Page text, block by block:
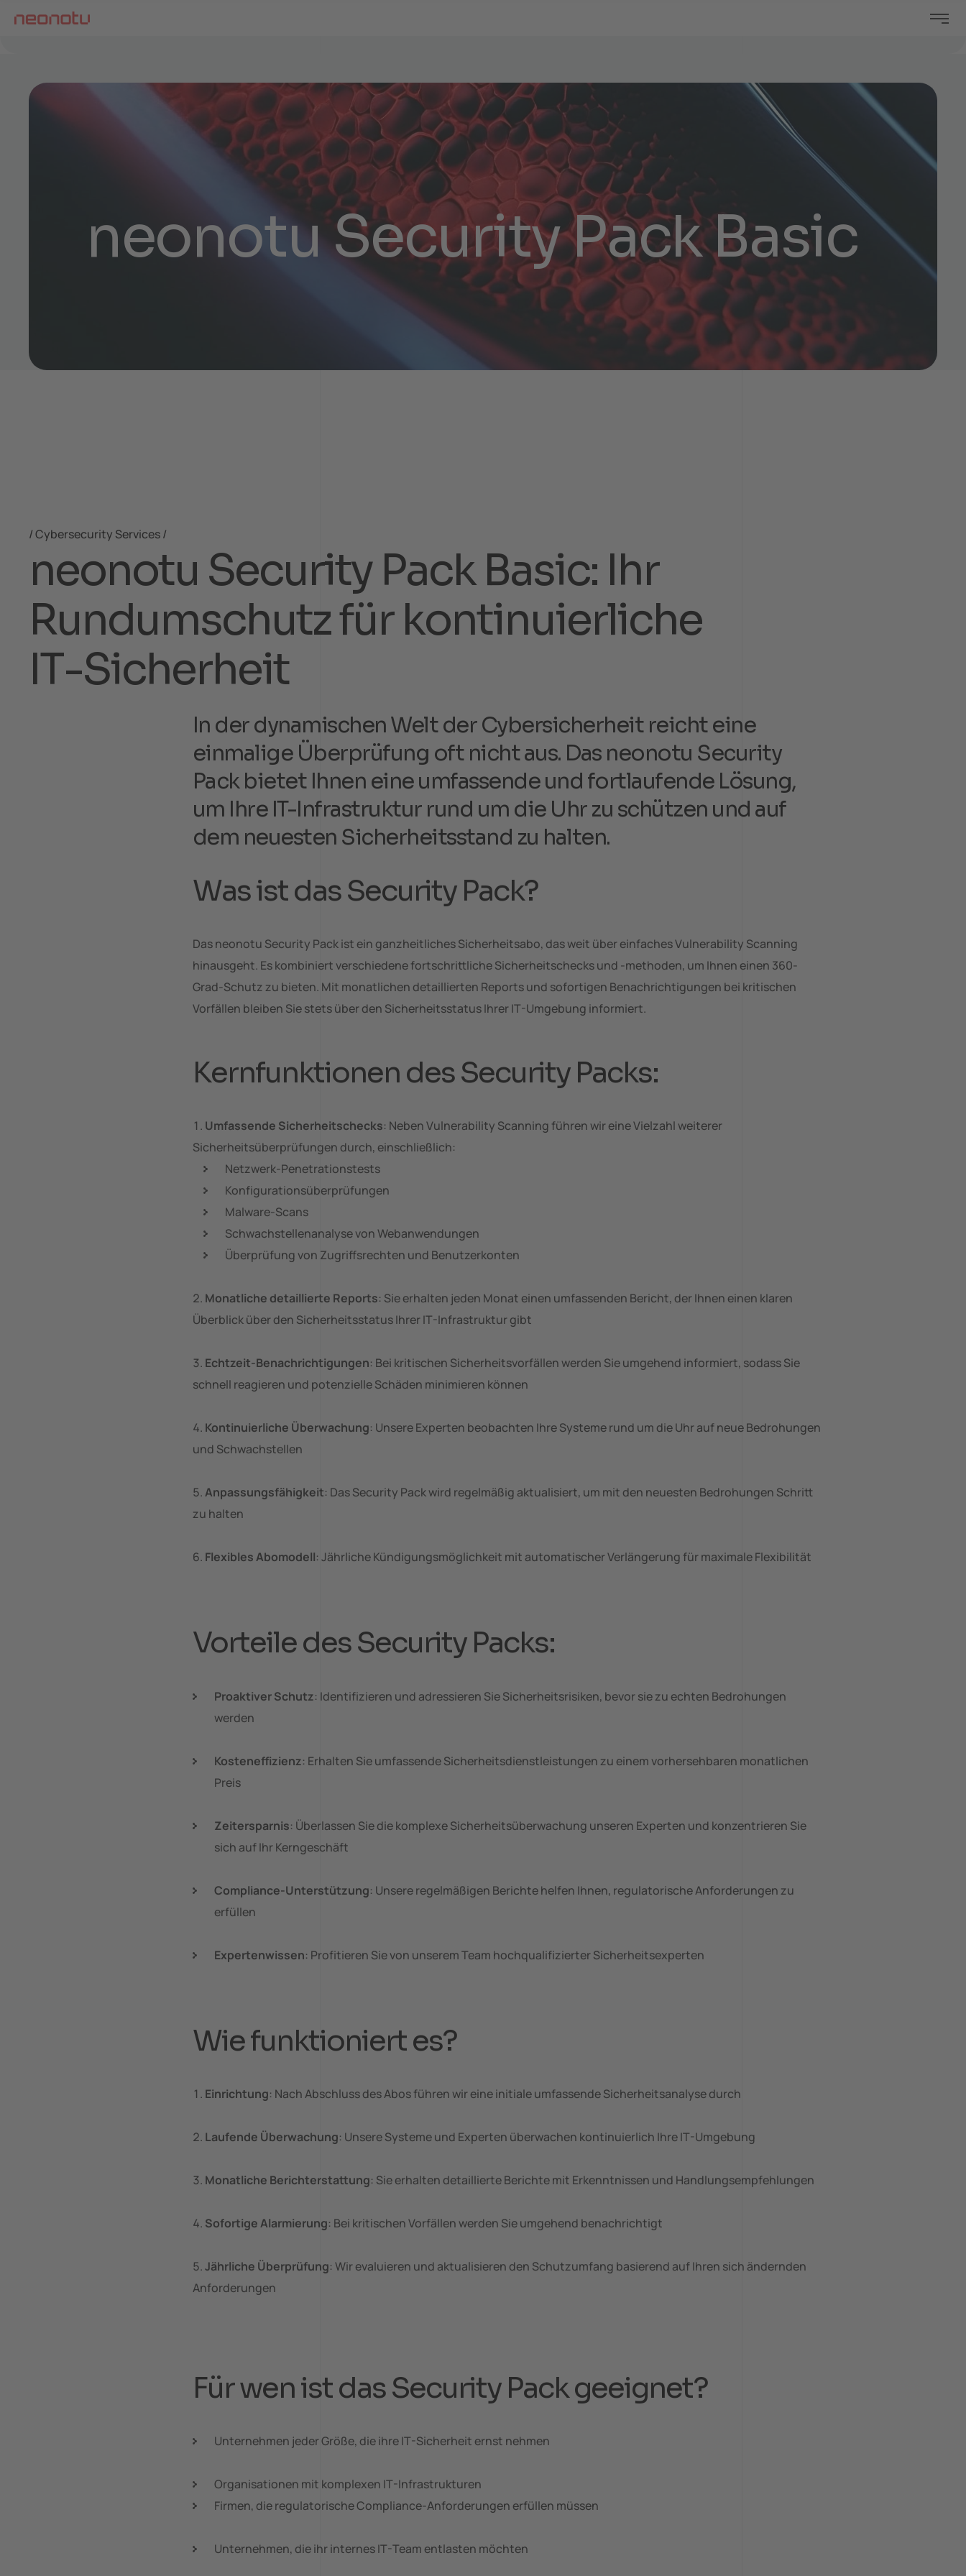
neonotuSecurityPackBasic
Cybersecurity Services
neonotu Security Pack Basic: Ihr
Rundumschutzfür kontinuierliche
IT-Sicherheit
In der dynamischen Welt der Cybersicherheit reicht eine
einmalige Überprüfung oft nicht aus. Das neonotu Security
Pack bietet Ihnen eine umfassende und fortlaufende Lösung,
um Ihre IT-Infrastruktur rund um die Uhr zu schützen und auf
dem neuesten Sicherheitsstand zu halten.
Was ist das Security Pack?
Das neonotu Security Pack ist ein ganzheitliches Sicherheitsabo, das weit über einfaches Vulnerability Scanning
hinausgeht. Es kombiniert verschiedene fortschrittliche Sicherheitschecks und -methoden, um Ihnen einen 360-
Grad-Schutz zu bieten. Mit monatlichen detaillierten Reports und sofortigen Benachrichtigungen bei kritischen
Vorfällen bleiben Sie stets über den Sicherheitsstatus Ihrer IT-Umgebung informiert.
Kernfunktionen des Security Packs:
Umfassende Sicherheitschecks: Neben Vulnerability Scanning führen wir eine Vielzahl weiterer
Sicherheitsüberprüfungen durch, einschließlich:
Netzwerk-Penetrationstests
Konfigurationsüberprüfungen
Malware-Scans
Schwachstellenanalyse von Webanwendungen
Überprüfung von Zugriffsrechten und Benutzerkonten
Monatliche detaillierte Reports: Sie erhalten jeden Monat einen umfassenden Bericht, der Ihnen einen klaren
Überblick über den Sicherheitsstatus Ihrer IT-Infrastruktur gibt
Echtzeit-Benachrichtigungen: Bei kritischen Sicherheitsvorfällen werden Sie umgehend informiert, sodass Sie
schnell reagieren und potenzielle Schäden minimieren können
Kontinuierliche Überwachung: Unsere Experten beobachten Ihre Systeme rund um die Uhr auf neue Bedrohungen
und Schwachstellen
Anpassungsfähigkeit: Das Security Pack wird regelmäßig aktualisiert, um mit den neuesten Bedrohungen Schritt
zu halten
Flexibles Abomodell: Jährliche Kündigungsmöglichkeit mit automatischer Verlängerung für maximale Flexibilität
Vorteile des Security Packs:
Proaktiver Schutz: Identifizieren und adressieren Sie Sicherheitsrisiken, bevor sie zu echten Bedrohungen
werden
Kosteneffizienz: Erhalten Sie umfassende Sicherheitsdienstleistungen zu einem vorhersehbaren monatlichen
Preis
Zeitersparnis: Überlassen Sie die komplexe Sicherheitsüberwachung unseren Experten und konzentrieren Sie
sich auf Ihr Kerngeschäft
Compliance-Unterstützung: Unsere regelmäßigen Berichte helfen Ihnen, regulatorische Anforderungen zu
erfüllen
Expertenwissen: Profitieren Sie von unserem Team hochqualifizierter Sicherheitsexperten
Wie funktioniert es?
Einrichtung: Nach Abschluss des Abos führen wir eine initiale umfassende Sicherheitsanalyse durch
Laufende Überwachung: Unsere Systeme und Experten überwachen kontinuierlich Ihre IT-Umgebung
Monatliche Berichterstattung: Sie erhalten detaillierte Berichte mit Erkenntnissen und Handlungsempfehlungen
Sofortige Alarmierung: Bei kritischen Vorfällen werden Sie umgehend benachrichtigt
Jährliche Überprüfung: Wir evaluieren und aktualisieren den Schutzumfang basierend auf Ihren sich ändernden
Anforderungen
Für wen ist das Security Pack geeignet?
Unternehmen jeder Größe, die ihre IT-Sicherheit ernst nehmen
Organisationen mit komplexen IT-Infrastrukturen
Firmen, die regulatorische Compliance-Anforderungen erfüllen müssen
Unternehmen, die ihr internes IT-Team entlasten möchten